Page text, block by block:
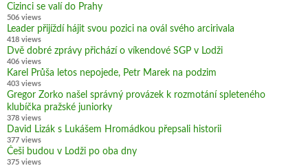
Cizinci se valí do Prahy
506 views
Leader přijíždí hájit svou pozici na ovál svého arcirivala
418 views
Dvě dobré zprávy přichází o víkendové SGP v Lodži
406 views
Karel Průša letos nepojede, Petr Marek na podzim
403 views
Gregor Zorko našel správný provázek k rozmotání spleteného
klubíčka pražské juniorky
378 views
David Lizák s Lukášem Hromádkou přepsali historii
377 views
Češi budou v Lodži po oba dny
375 views